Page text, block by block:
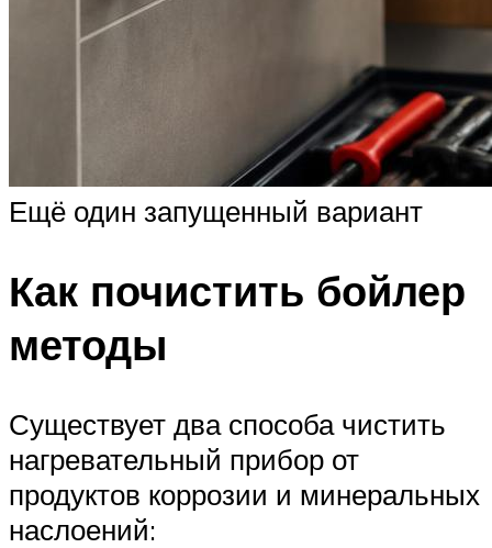
Ещё один запущенный вариант
Как почистить бойлер
методы
Существует два способа чистить
нагревательный прибор от
продуктов коррозии и минеральных
наслоений: